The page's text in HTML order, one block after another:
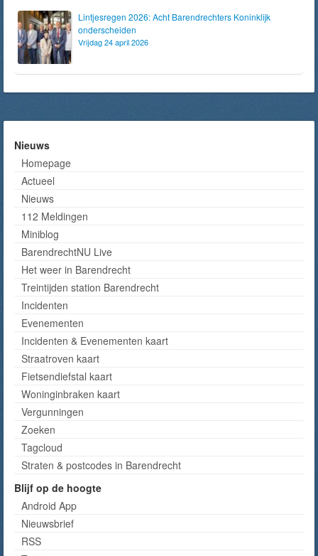
Lintjesregen 2026: Acht Barendrechters Koninklijk
onderscheiden
Vrijdag 24 april 2026
Nieuws
Homepage
Actueel
Nieuws
112 Meldingen
Miniblog
BarendrechtNU Live
Het weer in Barendrecht
Treintijden station Barendrecht
Incidenten
Evenementen
Incidenten & Evenementen kaart
Straatroven kaart
Fietsendiefstal kaart
Woninginbraken kaart
Vergunningen
Zoeken
Tagcloud
Straten & postcodes in Barendrecht
Blijf op de hoogte
Android App
Nieuwsbrief
RSS